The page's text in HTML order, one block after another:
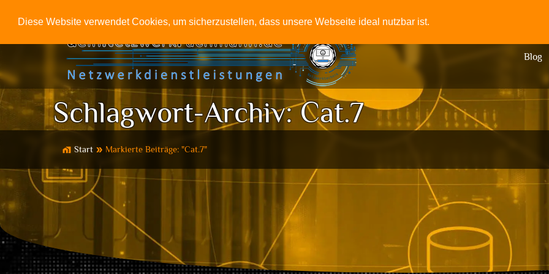
Diese Website verwendet Cookies, um sicherzustellen, dass unsere Webseite ideal nutzbar ist.
Blog
Schlagwort-Archiv:Cat.7
home_work Start double_arrow Markierte Beiträge: "Cat.7"